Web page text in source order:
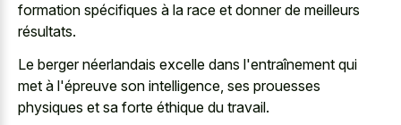
formation spécifiques à la race et donner de meilleurs
résultats.
Le berger néerlandais excelle dans l'entraînement qui
met à l'épreuve son intelligence, ses prouesses
physiques et sa forte éthique du travail.